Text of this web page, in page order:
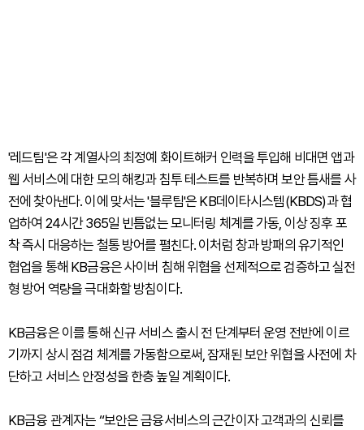
'레드팀'은 각 계열사의 최정예 화이트해커 인력을 투입해 비대면 앱과
웹 서비스에 대한 모의 해킹과 침투 테스트를 반복하며 보안 틈새를 사
전에 찾아낸다. 이에 맞서는 '블루팀'은 KB데이타시스템(KBDS)과 협
업하여 24시간 365일 빈틈없는 모니터링 체계를 가동, 이상 징후 포
착 즉시 대응하는 철통 방어를 펼친다. 이처럼 창과 방패의 유기적인
협업을 통해 KB금융은 사이버 침해 위협을 선제적으로 검증하고 실전
형 방어 역량을 극대화할 방침이다.
KB금융은 이를 통해 신규 서비스 출시 전 단계부터 운영 전반에 이르
기까지 상시 점검 체계를 가동함으로써, 잠재된 보안 위협을 사전에 차
단하고 서비스 안정성을 한층 높일 계획이다.
KB금융 관계자는 “보안은 금융서비스의 근간이자 고객과의 신뢰를